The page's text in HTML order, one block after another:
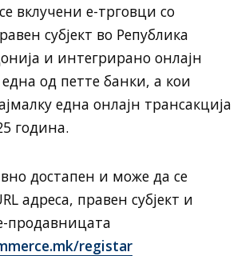
вклучени е-трговци со
субјект во Република
и интегрирано онлајн
од петте банки, а кои
една онлајн трансакција
година.
достапен и може да се
адреса, правен субјект и
продавницата
registar